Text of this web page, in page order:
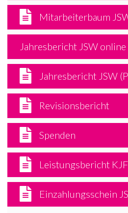
Mitarbeiterbaum
Jahresbericht JSW online
Jahresbericht JSW
Revisionsbericht
Spenden
Leistungsbericht KJF
Einzahlungsschein